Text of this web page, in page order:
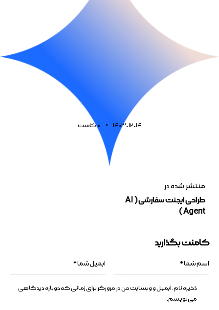
1403-12-14
0 کامنت
منتشر شده در
طراحی ایجنت سفارشی ( AI
Agent )
کامنت بگذارید
ذخیره نام، ایمیل و وبسایت من در مرورگر برای زمانی که دوباره دیدگاهی
می‌نویسم.